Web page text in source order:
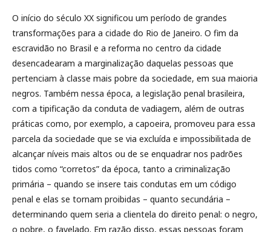
O início do século XX significou um período de grandes
transformações para a cidade do Rio de Janeiro. O fim da
escravidão no Brasil e a reforma no centro da cidade
desencadearam a marginalização daquelas pessoas que
pertenciam à classe mais pobre da sociedade, em sua maioria
negros. Também nessa época, a legislação penal brasileira,
com a tipificação da conduta de vadiagem, além de outras
práticas como, por exemplo, a capoeira, promoveu para essa
parcela da sociedade que se via excluída e impossibilitada de
alcançar níveis mais altos ou de se enquadrar nos padrões
tidos como “corretos” da época, tanto a criminalização
primária – quando se insere tais condutas em um código
penal e elas se tornam proibidas – quanto secundária –
determinando quem seria a clientela do direito penal: o negro,
o pobre, o favelado. Em razão disso, essas pessoas foram